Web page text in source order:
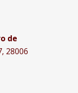
de
28006